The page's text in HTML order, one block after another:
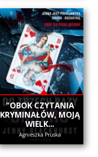
"OBOK CZYTANIA
KRYMINAŁÓW, MOJĄ
WIELK...
Agnieszka Pruska